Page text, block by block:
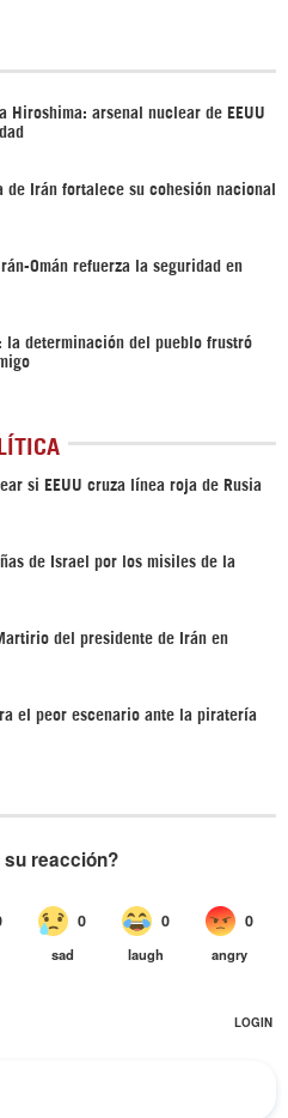
Hiroshima: arsenal nuclear de EEUU
de Irán fortalece su cohesión nacional
Omán refuerza la seguridad en
la determinación del pueblo frustró
si EEUU cruza línea roja de Rusia
de Israel por los misiles de la
del presidente de Irán en
el peor escenario ante la piratería